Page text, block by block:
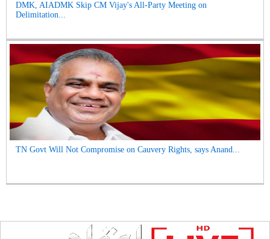
DMK, AIADMK Skip CM Vijay's All-Party Meeting on
Delimitation...
TN Govt Will Not Compromise on Cauvery Rights, says Anand...